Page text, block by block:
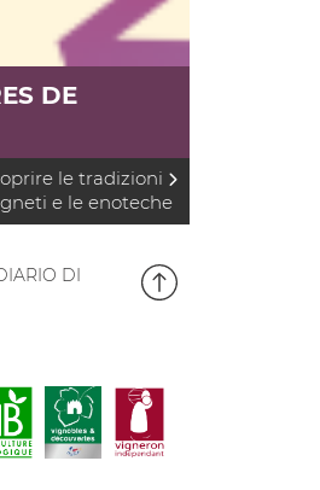
DE
le tradizioni
e le enoteche
DI